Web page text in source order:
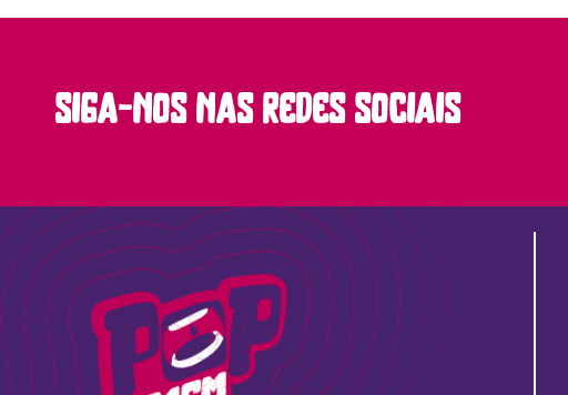
siga-nos nas redes sociais